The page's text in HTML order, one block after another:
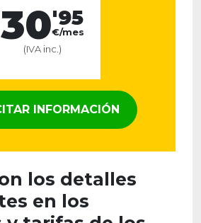
30'95
€/mes
(IVA inc.)
INFORMACIÓN
los detalles
en los